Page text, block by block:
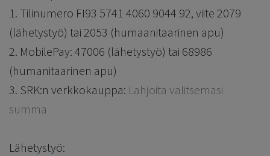
1. Tilinumero FI93 5741 4060 9044 92, viite 2079
(lähetystyö) tai 2053 (humaanitaarinen apu)
2. MobilePay: 47006 (lähetystyö) tai 68986
(humanitaarinen apu)
3. SRK:n verkkokauppa: Lahjoita valitsemasi
summa
Lähetystyö: